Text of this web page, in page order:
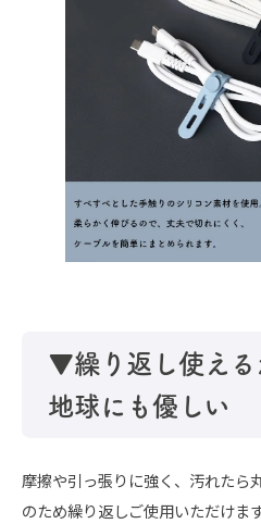
▼繰り返し使える
地球にも優しい
摩擦や引っ張りに強く、汚れたら
のため繰り返しご使用いただけます